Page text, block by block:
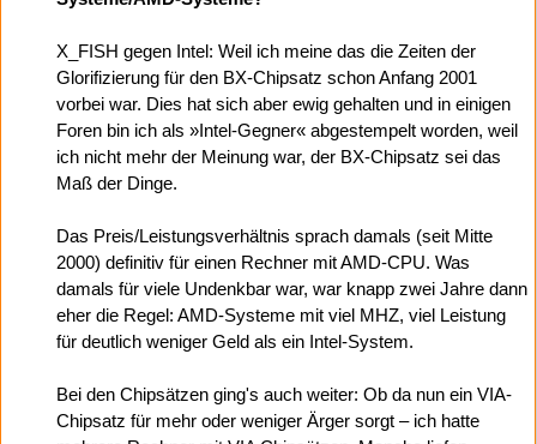
X_FISH gegen Intel: Weil ich meine das die Zeiten der
Glorifizierung für den BX-Chipsatz schon Anfang 2001
vorbei war. Dies hat sich aber ewig gehalten und in einigen
Foren bin ich als »Intel-Gegner« abgestempelt worden, weil
ich nicht mehr der Meinung war, der BX-Chipsatz sei das
Maß der Dinge.
Das Preis/Leistungsverhältnis sprach damals (seit Mitte
2000) definitiv für einen Rechner mit AMD-CPU. Was
damals für viele Undenkbar war, war knapp zwei Jahre dann
eher die Regel: AMD-Systeme mit viel MHZ, viel Leistung
für deutlich weniger Geld als ein Intel-System.
Bei den Chipsätzen ging's auch weiter: Ob da nun ein VIA-
Chipsatz für mehr oder weniger Ärger sorgt – ich hatte